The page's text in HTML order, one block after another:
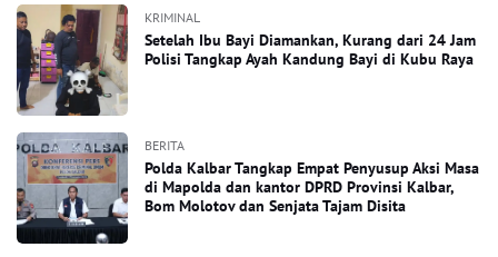
KRIMINAL
Setelah Ibu Bayi Diamankan, Kurang dari 24 Jam
Polisi Tangkap Ayah Kandung Bayi di Kubu Raya
BERITA
Polda Kalbar Tangkap Empat Penyusup Aksi Masa
di Mapolda dan kantor DPRD Provinsi Kalbar,
Bom Molotov dan Senjata Tajam Disita